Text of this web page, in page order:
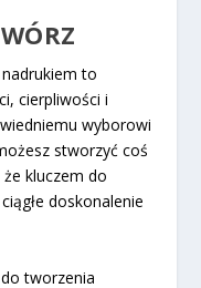
to
cierpliwości i
wyborowi
stworzyć coś
kluczem do
doskonalenie
tworzenia